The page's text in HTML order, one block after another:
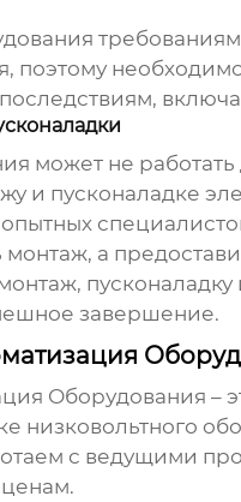
поэтому
может не
и пусконаладке
а
завершение.
Оборудования –
низковольтного
с ведущими